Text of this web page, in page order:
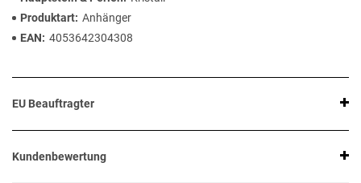
Produktart Anhänger
EAN
4053642304308
EU Beauftragter
Kundenbewertung